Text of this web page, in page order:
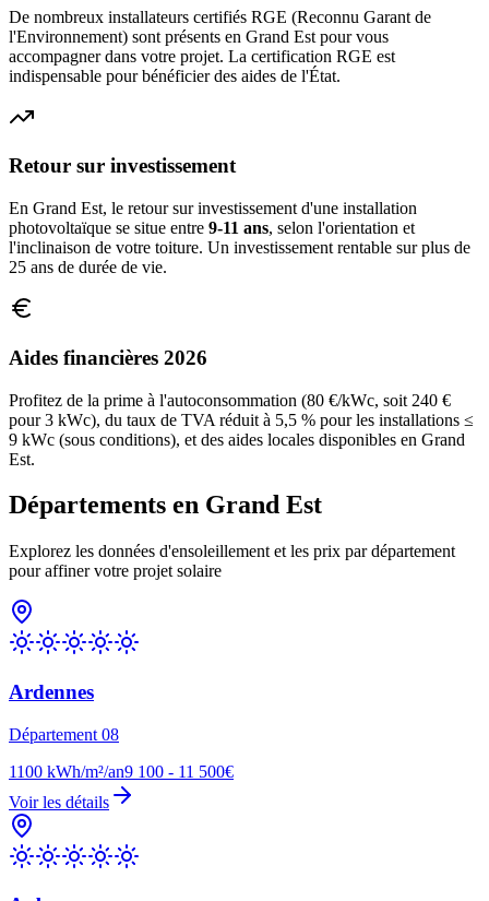
De nombreux installateurs certifiés RGE (Reconnu Garant de
l'Environnement) sont présents en Grand Est pour vous
accompagner dans votre projet. La certification RGE est
indispensable pour bénéficier des aides de l'État.
Retour sur investissement
En Grand Est, le retour sur investissement d'une installation
photovoltaïque se situe entre 9-11 ans, selon l'orientation et
l'inclinaison de votre toiture. Un investissement rentable sur plus de
25 ans de durée de vie.
Aides financières 2026
Profitez de la prime à l'autoconsommation (80 €/kWc, soit 240 €
pour 3 kWc), du taux de TVA réduit à 5,5 % pour les installations ≤
9 kWc (sous conditions), et des aides locales disponibles en Grand
Est.
Départements en Grand Est
Explorez les données d'ensoleillement et les prix par département
pour affiner votre projet solaire
Ardennes
Département 08
1100 kWh/m²/an9 100 - 11 500€
Voir les détails